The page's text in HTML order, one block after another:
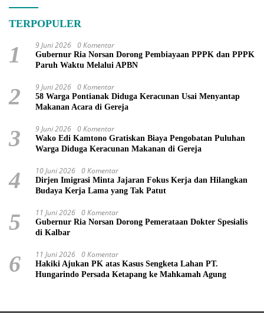
TERPOPULER
1 9 Juni 2026 0 Komentar
Gubernur Ria Norsan Dorong Pembiayaan PPPK dan PPPK
Paruh Waktu Melalui APBN
2 9 Juni 2026 0 Komentar
58 Warga Pontianak Diduga Keracunan Usai Menyantap
Makanan Acara di Gereja
3 9 Juni 2026 0 Komentar
Wako Edi Kamtono Gratiskan Biaya Pengobatan Puluhan
Warga Diduga Keracunan Makanan di Gereja
4 10 Juni 2026 0 Komentar
Dirjen Imigrasi Minta Jajaran Fokus Kerja dan Hilangkan
Budaya Kerja Lama yang Tak Patut
5 11 Juni 2026 0 Komentar
Gubernur Ria Norsan Dorong Pemerataan Dokter Spesialis
di Kalbar
6 11 Juni 2026 0 Komentar
Hakiki Ajukan PK atas Kasus Sengketa Lahan PT.
Hungarindo Persada Ketapang ke Mahkamah Agung